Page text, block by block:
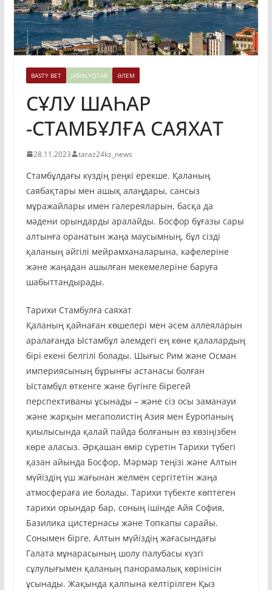
BASTY BET JAŃALYQTAR ӘЛЕМ
СҰЛУ ШАҺАР
-СТАМБҰЛҒА САЯХАТ
28.11.2023 taraz24kz_news
Cтамбұлдағы күздің реңкі ерекше. Қаланың
саябақтары мен ашық алаңдары, сансыз
мұражайлары имен галереяларын, басқа да
мәдени орындарды аралайды. Босфор бұғазы сары
алтынға оранатын жаңа маусымның, бұл сізді
қаланың әйгілі мейрамханаларына, кафелеріне
және жаңадан ашылған мекемелеріне баруға
шабыттандырады.
Тарихи Стамбулға саяхат
Қаланың қайнаған көшелері мен әсем аллеяларын
аралағанда Ыстамбұл әлемдегі ең көне қалалардың
бірі екені белгілі болады. Шығыс Рим және Осман
империясының бұрынғы астанасы болған
Ыстамбұл өткенге және бүгінге бірегей
перспективаны ұсынады – және сіз осы заманауи
және жарқын мегаполистің Азия мен Еуропаның
қиылысында қалай пайда болғанын өз көзіңізбен
көре аласыз. Әрқашан өмір сүретін Тарихи түбегі
қазан айында Босфор, Мәрмәр теңізі және Алтын
мүйіздің үш жағынан желмен сергітетін жаңа
атмосфераға ие болады. Тарихи түбекте көптеген
тарихи орындар бар, соның ішінде Айя София,
Базилика цистернасы және Топкапы сарайы.
Сонымен бірге, Алтын мүйіздің жағасындағы
Галата мұнарасының шолу палубасы күзгі
сұлулығымен қаланың панорамалық көрінісін
ұсынады. Жақында қалпына келтірілген Қыз